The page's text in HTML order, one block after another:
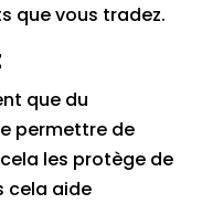
que vous tradez.
que du
permettre de
les protège de
cela aide